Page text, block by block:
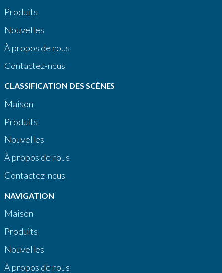
Produits
Nouvelles
À propos de nous
Contactez-nous
CLASSIFICATION DES SCÈNES
Maison
Produits
Nouvelles
À propos de nous
Contactez-nous
NAVIGATION
Maison
Produits
Nouvelles
À propos de nous